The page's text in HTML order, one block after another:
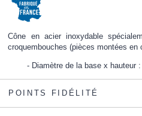
Cône en acier inoxydable
croquembouches (pièces montées en
Diamètre de la base x hauteur
POINTS FIDÉLITÉ